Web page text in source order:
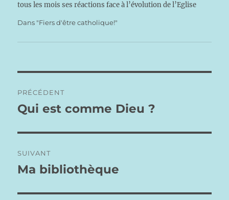
tous les mois ses réactions face à l’évolution de l’Eglise
Dans "Fiers d'être catholique!"
de
PRÉCÉDENT
Publication
Qui est comme Dieu ?
SUIVANT
Publication
Ma bibliothèque